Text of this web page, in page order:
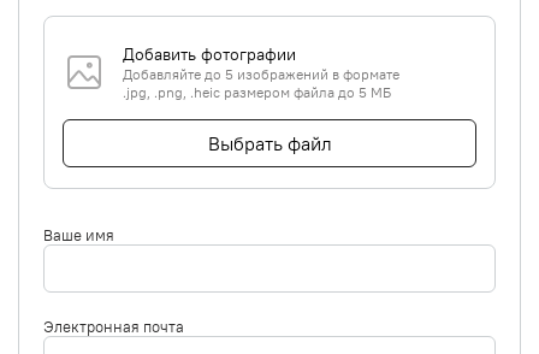
Добавить фотографии
Добавляйте до 5 изображений в формате
.jpg, .png, .heic размером файла до 5 МБ
Выбрать файл
Ваше имя
Электронная почта